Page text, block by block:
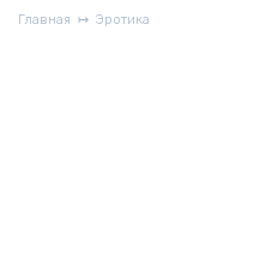
Главная Эротика